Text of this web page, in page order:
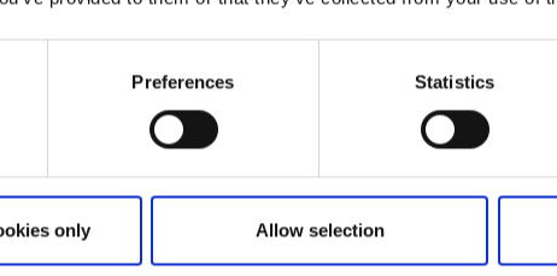
Preferences Statistics
only Allow selection
- 31 7 - 28